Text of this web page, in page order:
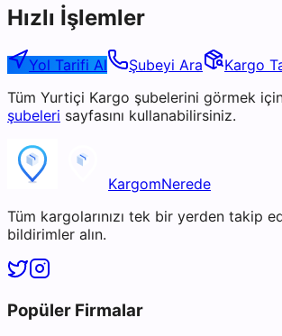
Hızlı İşlemler
Yol Tarifi Al Şubeyi Ara
Kargo
Tüm Yurtiçi Kargo şubelerini görmek
şubeleri sayfasını kullanabilirsiniz.
KargomNerede
Tüm kargolarınızı tek bir yerden takip
bildirimler alın.
Popüler Firmalar